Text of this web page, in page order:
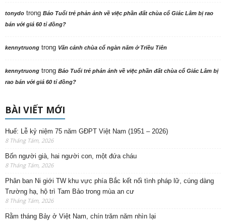
tonydo trong Báo Tuổi trẻ phản ảnh về việc phần đất chùa cổ Giác Lâm bị rao
bán với giá 60 tỉ đồng?
kennytruong trong Vãn cảnh chùa cổ ngàn năm ở Triều Tiên
kennytruong trong Báo Tuổi trẻ phản ảnh về việc phần đất chùa cổ Giác Lâm bị
rao bán với giá 60 tỉ đồng?
BÀI VIẾT MỚI
Huế: Lễ kỷ niệm 75 năm GĐPT Việt Nam (1951 – 2026)
8 Tháng Tám, 2026
Bốn người già, hai người con, một đứa cháu
8 Tháng Tám, 2026
Phân ban Ni giới TW khu vực phía Bắc kết nối tình pháp lữ, cúng dàng
Trường hạ, hộ trì Tam Bảo trong mùa an cư
8 Tháng Tám, 2026
Rằm tháng Bảy ở Việt Nam, chín trăm năm nhìn lại